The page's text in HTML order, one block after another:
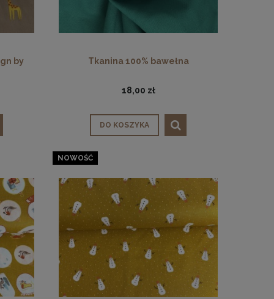
by
Tkanina 100% bawełna
18,00 zł
DO KOSZYKA
NOWOŚĆ